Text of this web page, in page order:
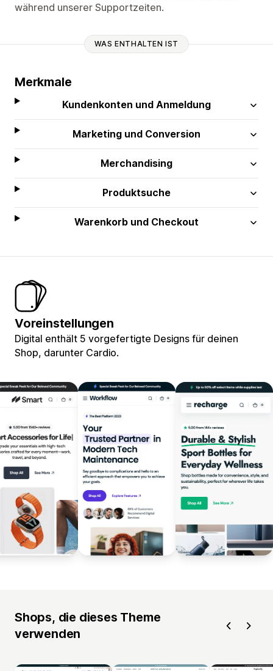
während unserer Supportzeiten.
WAS ENTHALTEN IST
Merkmale
Kundenkonten und Anmeldung
Marketing und Conversion
Merchandising
Produktsuche
Warenkorb und Checkout
Voreinstellungen
Digital enthält 5 vorgefertigte Designs für deinen
Shop, darunter Cardio.
Shops, die dieses Theme
verwenden